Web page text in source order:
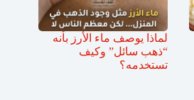
لماذا يوصف ماء الأرز بأنه
“ذهب سائل” وكيف
تستخدمه؟